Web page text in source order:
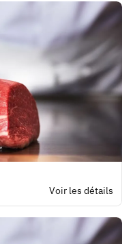
Voir les détails